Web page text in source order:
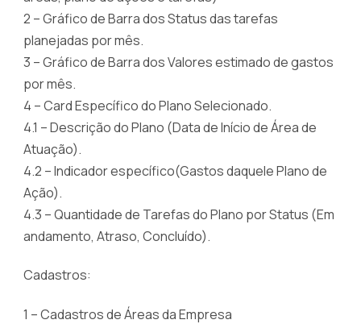
2 – Gráfico de Barra dos Status das tarefas
planejadas por mês.
3 – Gráfico de Barra dos Valores estimado de gastos
por mês.
4 – Card Específico do Plano Selecionado.
4.1 – Descrição do Plano (Data de Início de Área de
Atuação).
4.2 – Indicador específico(Gastos daquele Plano de
Ação).
4.3 – Quantidade de Tarefas do Plano por Status (Em
andamento, Atraso, Concluído).
Cadastros:
1 – Cadastros de Áreas da Empresa